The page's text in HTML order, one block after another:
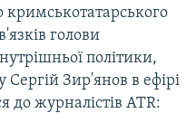
кримськотатарського
голови
політики,
Сергій Зир'янов в ефірі
до журналістів ATR: